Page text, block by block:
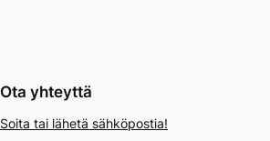
Ota yhteyttä
Soita tai lähetä sähköpostia!